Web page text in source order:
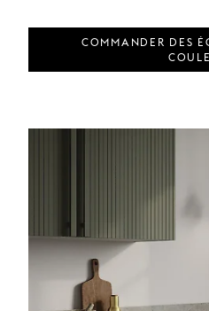
COMMANDER DES